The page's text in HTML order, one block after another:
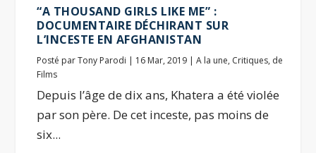
“A THOUSAND GIRLS LIKE ME” :
DOCUMENTAIRE DÉCHIRANT SUR
L’INCESTE EN AFGHANISTAN
Posté parTony Parodi | 16 Mar, 2019 |A la une, Critiques, de
Films
Depuis l’âge de dix ans, Khatera a été violée
par son père. De cet inceste, pas moins de
six...